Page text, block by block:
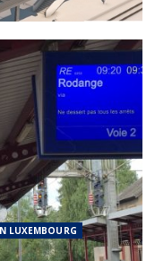
LUXEMBOURG